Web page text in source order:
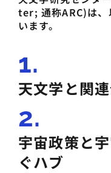
ter; 通称ARC)は、
います。
1.
天文学と関
2.
宇宙政策と
ぐハブ